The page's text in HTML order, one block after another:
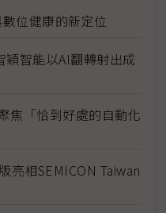
位健康的新定位
智能以AI翻轉射出成
焦「恰到好處的自動化
亮相SEMICON Taiwan